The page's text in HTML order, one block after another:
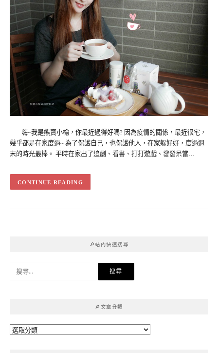
嗨~我是熊寶小榆，你最近過得好嗎? 因為疫情的關係，最近很宅，
幾乎都是在家度過~ 為了保護自己，也保護他人，在家躲好好，度過週
末的時光最棒。 平時在家出了追劇、看書、打打遊戲、發發呆當…
CONTINUE READING
🔎站內快速搜尋
🔎文章分類
🔎